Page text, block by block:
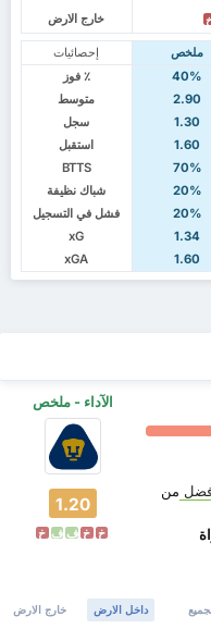
خارج الارض خ
إحصائيات ملخص
٪ فوز
40%
متوسط
2.90
سجل
1.30
استقبل
1.60
BTTS
70%
شباك نظيفة
20%
فشل في التسجيل
20%
xG
1.34
xGA
1.60
الآداء - ملخص
1.20
خ خ ف ف خ
من
داخل الارض خارج الارض